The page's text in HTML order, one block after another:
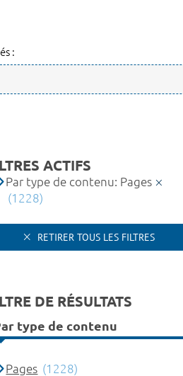
:
ACTIFS
Par type de contenu: Pages
(1228)
RETIRER TOUS LES FILTRES
DE RÉSULTATS
type de contenu
Pages (1228)